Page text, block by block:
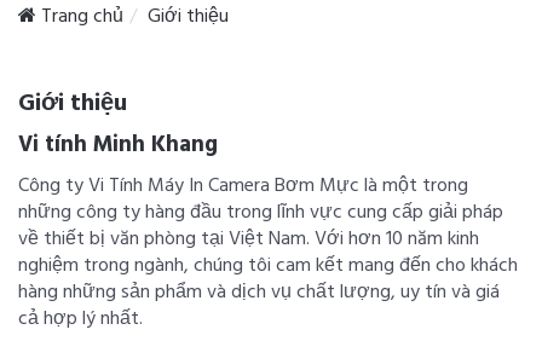
Trang chủ Giới thiệu
Giới thiệu
Vi tính Minh Khang
Công ty Vi Tính Máy In Camera Bơm Mực là một trong
những công ty hàng đầu trong lĩnh vực cung cấp giải pháp
về thiết bị văn phòng tại Việt Nam. Với hơn 10 năm kinh
nghiệm trong ngành, chúng tôi cam kết mang đến cho khách
hàng những sản phẩm và dịch vụ chất lượng, uy tín và giá
cả hợp lý nhất.